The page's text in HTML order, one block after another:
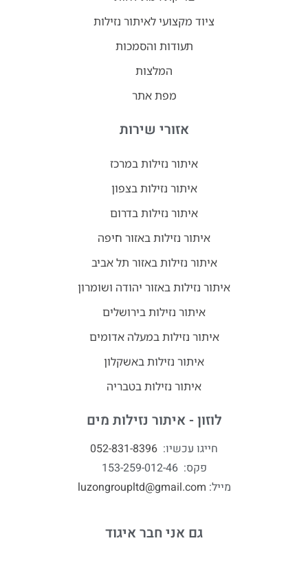
ציוד מקצועי לאיתור נזילות
תעודות והסמכות
המלצות
מפת אתר
אזורי שירות
איתור נזילות במרכז
איתור נזילות בצפון
איתור נזילות בדרום
איתור נזילות באזור חיפה
איתור נזילות באזור תל אביב
איתור נזילות באזור יהודה ושומרון
איתור נזילות בירושלים
איתור נזילות במעלה אדומים
איתור נזילות באשקלון
איתור נזילות בטבריה
לוזון - איתור נזילות מים
חייגו עכשיו: 052-831-8396
פקס: 153-259-012-46
מייל: luzongroupltd@gmail.com
גם אני חבר איגוד